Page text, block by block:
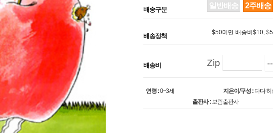
배송구분 일반배송 2주배송
배송정책 $50미만 배송비$10,
배송비 Zip
연령 :0~3세 지은이/구성 : 다다 히
출판사 : 보림출판사